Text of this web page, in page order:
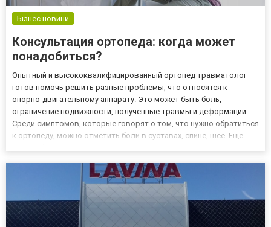
Бізнес новини
Консультация ортопеда: когда может
понадобиться?
Опытный и высококвалифицированный ортопед травматолог
готов помочь решить разные проблемы, что относятся к
опорно-двигательному аппарату. Это может быть боль,
ограничение подвижности, полученные травмы и деформации.
Среди симптомов, которые говорят о том, что нужно обратиться
к ортопеду, можно отметить боли в суставах, спине, шее. Еще